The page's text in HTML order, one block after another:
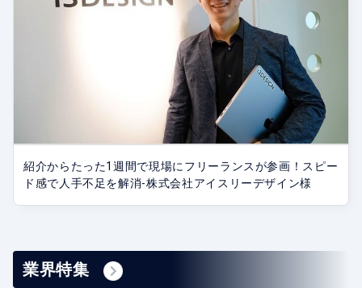
紹介からたった1週間で現場にフリーランスが参画！スピー
ド感で人手不足を解消-株式会社アイスリーデザイン様
業界特集